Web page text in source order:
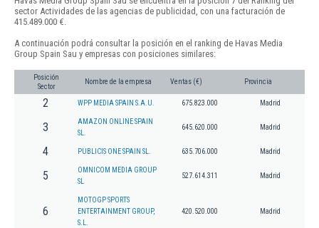
sector Actividades de las agencias de publicidad, con una facturación de
415.489.000 €.
A continuación podrá consultar la posición en el ranking de Havas Media
Group Spain Sau y empresas con posiciones similares:
Posición
Sector
Nombre de la empresa Ventas (€) Provincia
2 WPP MEDIA SPAIN S.A.U. 675.823.000 Madrid
3
AMAZON ONLINE SPAIN
SL.
645.620.000 Madrid
4 PUBLICIS ONE SPAIN SL. 635.706.000 Madrid
5
OMNICOM MEDIA GROUP
SL
527.614.311 Madrid
6
MOTOGP SPORTS
ENTERTAINMENT GROUP,
S.L.
420.520.000 Madrid